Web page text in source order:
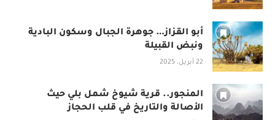
أبو القزاز… جوهرة الجبال وسكون البادية
ونبض القبيلة
22 أبريل، 2025
المنجور.. قرية شيوخ شمل بلي حيث
الأصالة والتاريخ في قلب الحجاز